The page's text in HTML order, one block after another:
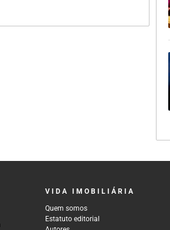
VIDA IMOBILIÁRIA
Quem somos
Estatuto editorial